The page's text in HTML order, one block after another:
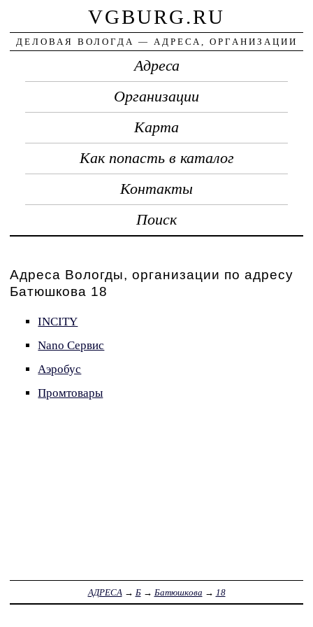
VGBURG.RU
ДЕЛОВАЯ ВОЛОГДА — АДРЕСА, ОРГАНИЗАЦИИ
Адреса
Организации
Карта
Как попасть в каталог
Контакты
Поиск
Адреса Вологды, организации по адресу
Батюшкова 18
INCITY
Nano Сервис
Аэробус
Промтовары
АДРЕСА → Б→ Батюшкова → 18